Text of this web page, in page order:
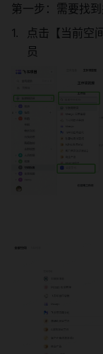
第一步：需要找
点击【当前空
员